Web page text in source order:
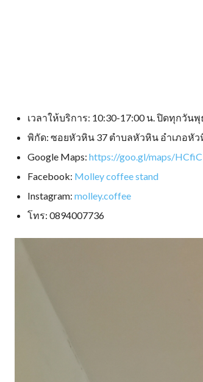
เวลาให้บริการ: 10:30-17:00 น. ปิดทุกวันพุ
พิกัด: ซอยหัวหิน 37 ตำบลหัวหิน อำเภอหั
Google Maps: https://goo.gl/maps/
Facebook: Molley coffee stand
Instagram: molley.coffee
โทร: 0894007736